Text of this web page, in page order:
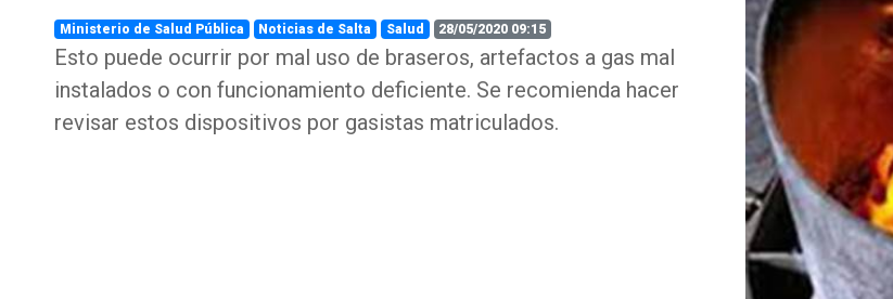
Ministerio de Salud Pública Noticias de Salta Salud 28/05/2020 09:15
Esto puede ocurrir por mal uso de braseros, artefactos a gas mal
instalados o con funcionamiento deficiente. Se recomienda hacer
revisar estos dispositivos por gasistas matriculados.